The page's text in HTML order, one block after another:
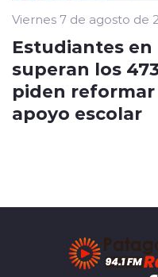
Viernes 7 de agosto de
Estudiantes en
superan los
piden
apoyo escolar